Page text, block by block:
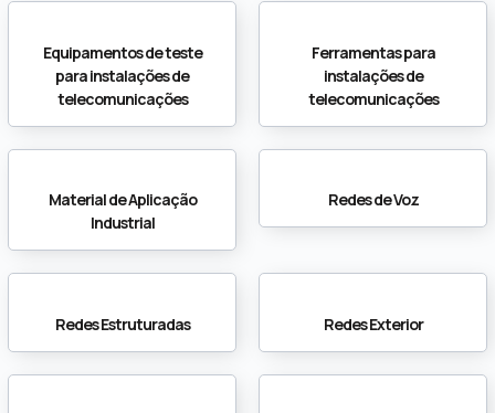
Equipamentos de teste
para instalações de
telecomunicações
Ferramentas para
instalações de
telecomunicações
Material de Aplicação
Industrial
Redes de Voz
Redes Estruturadas Redes Exterior